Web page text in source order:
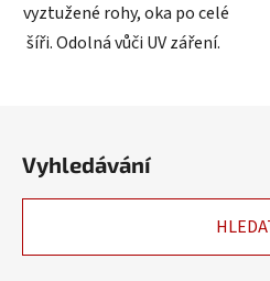
vyztužené rohy, oka po celé
šíři. Odolná vůči UV záření.
Vyhledávání